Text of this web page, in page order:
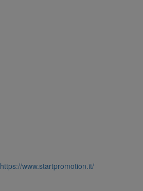
https://www.startpromotion.it/